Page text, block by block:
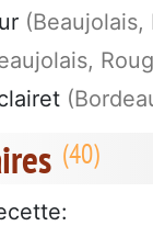
(Beaujolais,